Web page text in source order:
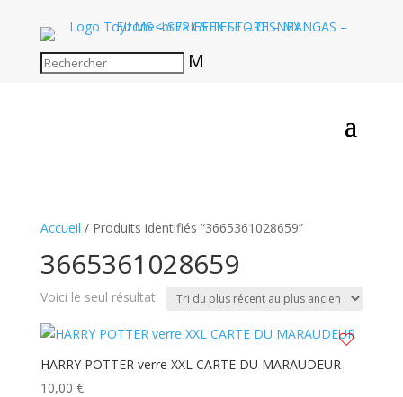
M
Accueil / Produits identifiés “3665361028659”
3665361028659
Voici le seul résultat
HARRY POTTER verre XXL CARTE DU MARAUDEUR
10,00 €